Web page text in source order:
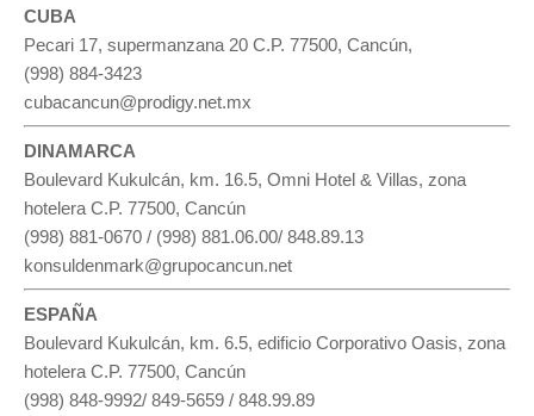
CUBA
Pecari 17, supermanzana 20 C.P. 77500, Cancún,
(998) 884-3423
cubacancun@prodigy.net.mx
DINAMARCA
Boulevard Kukulcán, km. 16.5, Omni Hotel & Villas, zona
hotelera C.P. 77500, Cancún
(998) 881-0670 / (998) 881.06.00/ 848.89.13
konsuldenmark@grupocancun.net
ESPAÑA
Boulevard Kukulcán, km. 6.5, edificio Corporativo Oasis, zona
hotelera C.P. 77500, Cancún
(998) 848-9992/ 849-5659 / 848.99.89